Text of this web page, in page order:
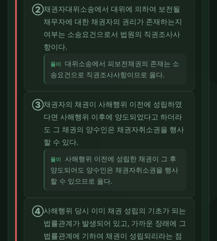
②채권자대위소송에서 대위에 의하여 보전될
채무자에 대한 채권자의 권리가 존재하는지
여부는 소송요건으로서 법원의 직권조사사
항이다.
풀이
대위소송에서 피보전채권의 존재는 소
송요건으로 직권조사사항이므로 옳다.
③채권자의 채권이 사해행위 이전에 성립하였
다면 사해행위 이후에 양도되었다고 하더라
도 그 채권의 양수인은 채권자취소권을 행사
할 수 있다.
풀이
사해행위 이전에 성립한 채권이 그 후
양도되어도 양수인은 채권자취소권을 행사
할 수 있으므로 옳다.
④사해행위 당시 이미 채권 성립의 기초가 되는
법률관계가 발생되어 있고, 가까운 장래에 그
법률관계에 기하여 채권이 성립되리라는 점